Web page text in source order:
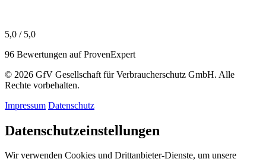
5,0 / 5,0
96 Bewertungen auf ProvenExpert
© 2026 GfV Gesellschaft für Verbraucherschutz GmbH. Alle
Rechte vorbehalten.
Impressum Datenschutz
Datenschutzeinstellungen
Wir verwenden Cookies und Drittanbieter-Dienste, um unsere